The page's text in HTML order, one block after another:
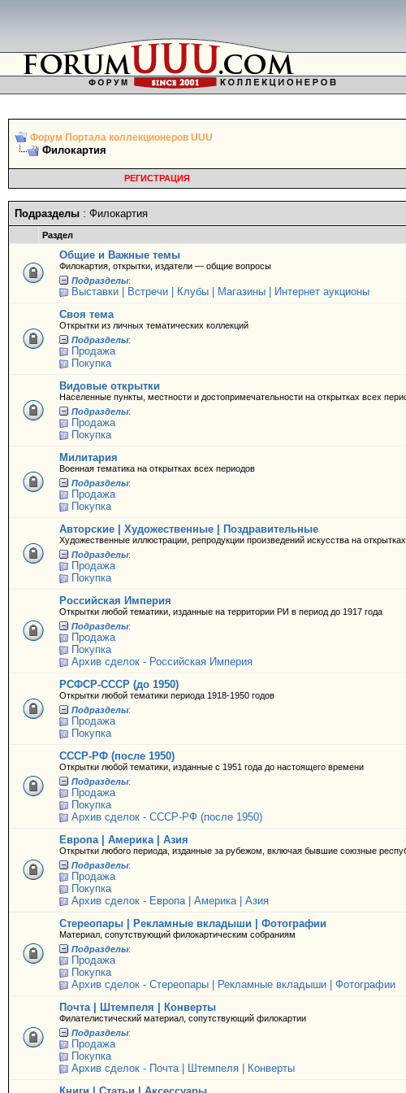
Форум Портала коллекционеров UUU
Филокартия
РЕГИСТРАЦИЯ
Подразделы : Филокартия
Раздел
Общие и Важные темы
Филокартия, открытки, издатели — общие вопросы
Подразделы:
Выставки | Встречи | Клубы | Магазины | Интернет аукционы
Своя тема
Открытки из личных тематических коллекций
Подразделы:
Продажа
Покупка
Видовые открытки
Населенные пункты, местности и достопримечательности на открытках всех
Подразделы:
Продажа
Покупка
Милитария
Военная тематика на открытках всех периодов
Подразделы:
Продажа
Покупка
Авторские | Художественные | Поздравительные
Художественные иллюстрации, репродукции произведений искусства на
Подразделы:
Продажа
Покупка
Российская Империя
Открытки любой тематики, изданные на территории РИ в период до 1917 года
Подразделы:
Продажа
Покупка
Архив сделок - Российская Империя
РСФСР-СССР (до 1950)
Открытки любой тематики периода 1918-1950 годов
Подразделы:
Продажа
Покупка
СССР-РФ (после 1950)
Открытки любой тематики, изданные с 1951 года до настоящего времени
Подразделы:
Продажа
Покупка
Архив сделок - СССР-РФ (после 1950)
Европа | Америка | Азия
Открытки любого периода, изданные за рубежом, включая бывшие союзные
Подразделы:
Продажа
Покупка
Архив сделок - Европа | Америка | Азия
Стереопары | Рекламные вкладыши | Фотографии
Материал, сопутствующий филокартическим собраниям
Подразделы:
Продажа
Покупка
Архив сделок - Стереопары | Рекламные вкладыши | Фотографии
Почта | Штемпеля | Конверты
Филателистический материал, сопутствующий филокартии
Подразделы:
Продажа
Покупка
Архив сделок - Почта | Штемпеля | Конверты